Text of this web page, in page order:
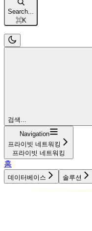
Search...
⌘K
검색...
Navigation
프라이빗 네트워킹
프라이빗 네트워킹
홈
데이터베이스 솔루션